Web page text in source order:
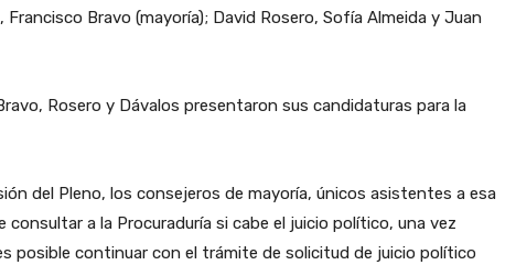
Bravo (mayoría); David Rosero, Sofía Almeida y Juan
Rosero y Dávalos presentaron sus candidaturas para la
del Pleno, los consejeros de mayoría, únicos asistentes a esa
consultar a la Procuraduría si cabe el juicio político, una vez
posible continuar con el trámite de solicitud de juicio político